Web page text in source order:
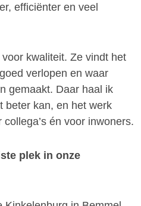
efficiënter en veel
kwaliteit. Ze vindt het
verlopen en waar
gemaakt. Daar haal ik
beter kan, en het werk
én voor inwoners.
plek in onze